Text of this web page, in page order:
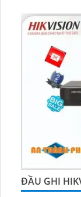
ĐẦU GHI